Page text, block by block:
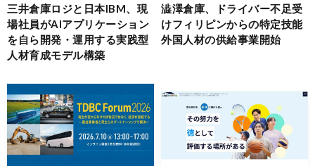
三井倉庫ロジと日本IBM、現
場社員がAIアプリケーション
を自ら開発・運用する実践型
人材育成モデル構築
澁澤倉庫、ドライバー不足受
けフィリピンからの特定技能
外国人材の供給事業開始